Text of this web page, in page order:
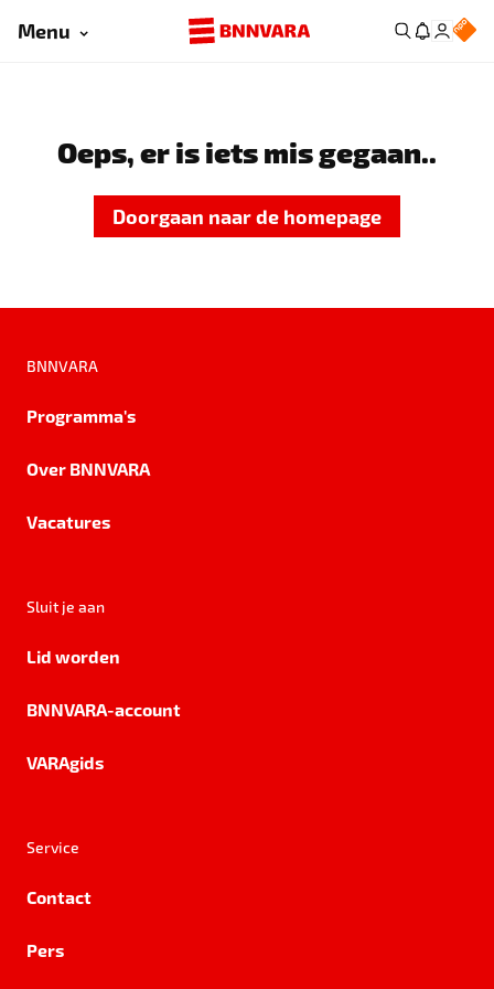
Menu
Oeps, er is iets mis gegaan..
Doorgaan naar de homepage
BNNVARA
Programma's
Over BNNVARA
Vacatures
Sluit je aan
Lid worden
BNNVARA-account
VARAgids
Service
Contact
Pers